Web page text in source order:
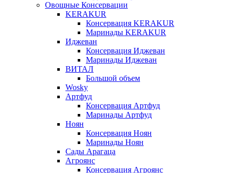
Овощные Консервации
KERAKUR
Консервация KERAKUR
Маринады KERAKUR
Иджеван
Консервация Иджеван
Маринады Иджеван
ВИТАЛ
Большой объем
Wosky
Артфуд
Консервация Артфуд
Маринады Артфуд
Ноян
Консервация Ноян
Маринады Ноян
Сады Арагаца
Агроянс
Консервация Агроянс